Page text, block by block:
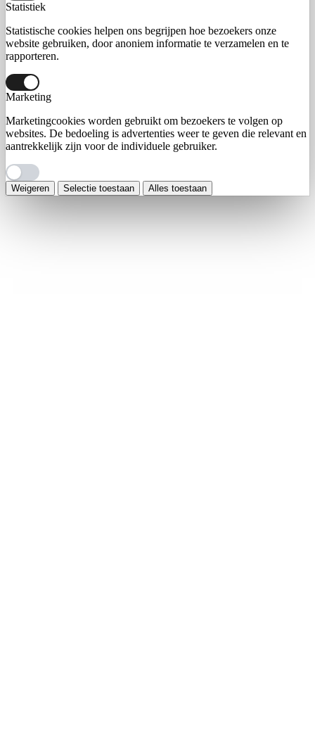
Statistiek
Statistische cookies helpen ons begrijpen hoe bezoekers onze
website gebruiken, door anoniem informatie te verzamelen en te
rapporteren.
Marketing
Marketingcookies worden gebruikt om bezoekers te volgen op
websites. De bedoeling is advertenties weer te geven die relevant en
aantrekkelijk zijn voor de individuele gebruiker.
Weigeren Selectie toestaan Alles toestaan